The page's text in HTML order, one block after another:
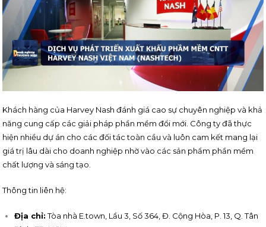
Khách hàng của Harvey Nash đánh giá cao sự chuyên nghiệp và khả
năng cung cấp các giải pháp phần mềm đổi mới. Công ty đã thực
hiện nhiều dự án cho các đối tác toàn cầu và luôn cam kết mang lại
giá trị lâu dài cho doanh nghiệp nhờ vào các sản phẩm phần mềm
chất lượng và sáng tạo.
Thông tin liên hệ:
Địa chỉ:Tòa nhà E.town, Lầu 3, Số 364, Đ. Cộng Hòa, P. 13, Q. Tân